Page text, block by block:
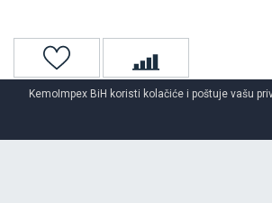
KemoImpex BiH koristi kolačiće i poštuje vašu